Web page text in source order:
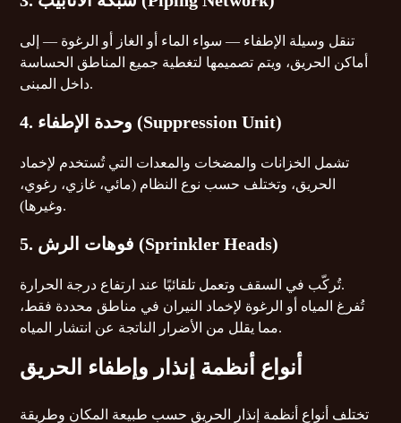
تنقل وسيلة الإطفاء — سواء الماء أو الغاز أو الرغوة — إلى
أماكن الحريق، ويتم تصميمها لتغطية جميع المناطق الحساسة
داخل المبنى.
4. وحدة الإطفاء (Suppression Unit)
تشمل الخزانات والمضخات والمعدات التي تُستخدم لإخماد
الحريق، وتختلف حسب نوع النظام (مائي، غازي، رغوي،
وغيرها).
5. فوهات الرش (Sprinkler Heads)
تُركّب في السقف وتعمل تلقائيًا عند ارتفاع درجة الحرارة.
تُفرغ المياه أو الرغوة لإخماد النيران في مناطق محددة فقط،
مما يقلل من الأضرار الناتجة عن انتشار المياه.
أنواع أنظمة إنذار وإطفاء الحريق
تختلف أنواع أنظمة إنذار الحريق حسب طبيعة المكان وطريقة